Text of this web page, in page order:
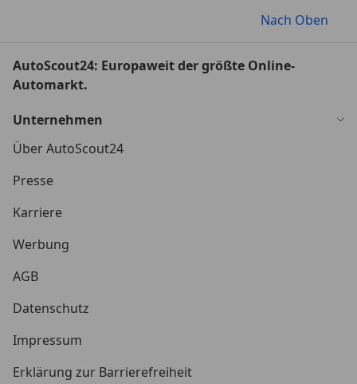
Nach Oben
AutoScout24: Europaweit der größte Online-
Automarkt.
Unternehmen
Über AutoScout24
Presse
Karriere
Werbung
AGB
Datenschutz
Impressum
Erklärung zur Barrierefreiheit